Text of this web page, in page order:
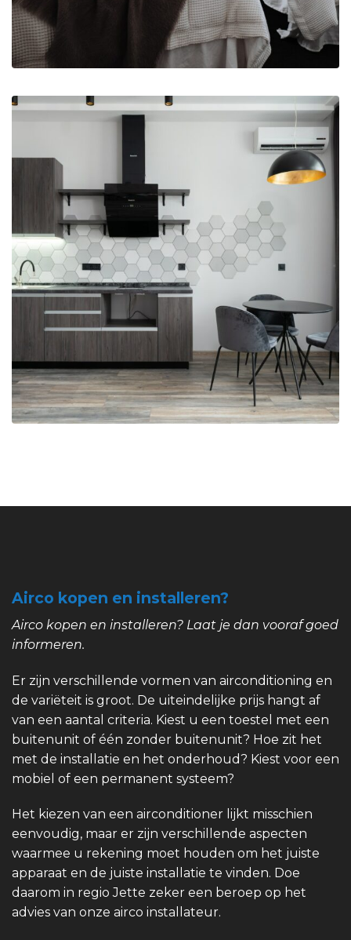
Airco kopen en installeren?
Airco kopen en installeren? Laat je dan vooraf goed
informeren.
Er zijn verschillende vormen van airconditioning en
de variëteit is groot. De uiteindelijke prijs hangt af
van een aantal criteria. Kiest u een toestel met een
buitenunit of één zonder buitenunit? Hoe zit het
met de installatie en het onderhoud? Kiest voor een
mobiel of een permanent systeem?
Het kiezen van een airconditioner lijkt misschien
eenvoudig, maar er zijn verschillende aspecten
waarmee u rekening moet houden om het juiste
apparaat en de juiste installatie te vinden. Doe
daarom in regio Jette zeker een beroep op het
advies van onze airco installateur.